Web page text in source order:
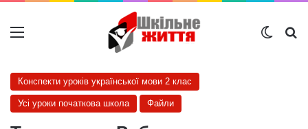
Меню
Конспекти уроків української мови 2 клас
Усі уроки початкова школа Файли